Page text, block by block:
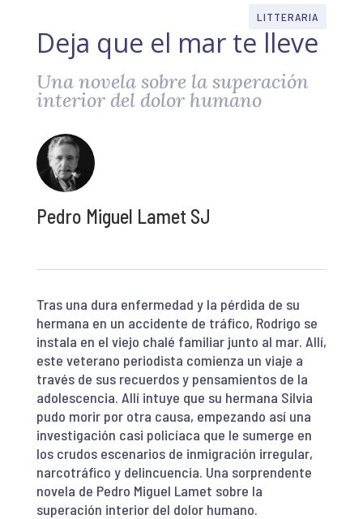
LITTERARIA
Deja que el mar te lleve
Una novela sobre la superación
interior del dolor humano
Pedro Miguel Lamet SJ
Tras una dura enfermedad y la pérdida de su
hermana en un accidente de tráfico, Rodrigo se
instala en el viejo chalé familiar junto al mar. Allí,
este veterano periodista comienza un viaje a
través de sus recuerdos y pensamientos de la
adolescencia. Allí intuye que su hermana Silvia
pudo morir por otra causa, empezando así una
investigación casi policíaca que le sumerge en
los crudos escenarios de inmigración irregular,
narcotráfico y delincuencia. Una sorprendente
novela de Pedro Miguel Lamet sobre la
superación interior del dolor humano.